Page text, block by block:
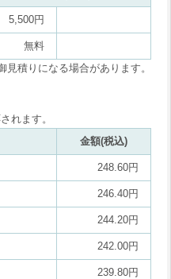
5,500円
無料
見積りになる場合があります。
れます。
金額(税込)
248.60円
246.40円
244.20円
242.00円
239.80円